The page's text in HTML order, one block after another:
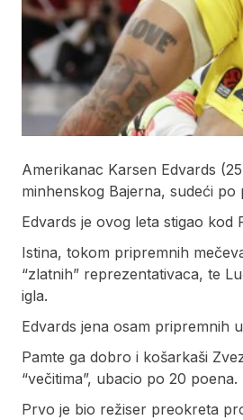
Amerikanac Karsen Edvards
minhenskog Bajerna, sudeći po
Edvards je ovog leta stigao kod
Istina, tokom pripremnih
“zlatnih” reprezentativaca, te
igla.
Edvards jena osam pripremnih
Pamte ga dobro i košarkaši
“večitima”, ubacio po 20 poena.
Prvo je bio režiser preokreta